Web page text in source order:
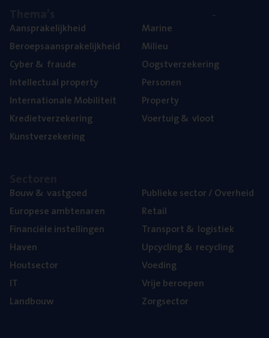
Aan­spra­ke­lijk­heid
Beroeps­aan­spra­ke­lijk­heid
Cyber& fraude
Intel­lec­tu­al property
Inter­na­ti­o­na­le Mobiliteit
Kre­diet­ver­ze­ke­ring
Kunst­ver­ze­ke­ring
Mari­ne
Mili­eu
Oogst­ver­ze­ke­ring
Per­so­nen
Pro­per­ty
Voer­tuig& vloot
Bouw& vastgoed
Euro­pe­se ambtenaren
Finan­ci­ë­le instellingen
Haven
Hout­sec­tor
IT
Land­bouw
Publie­ke sec­tor / Overheid
Retail
Trans­port& logistiek
Upcy­cling& recycling
Voe­ding
Vrije beroe­pen
Zorg­sec­tor